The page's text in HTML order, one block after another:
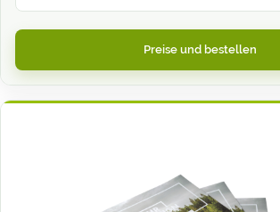
Preise und bestellen